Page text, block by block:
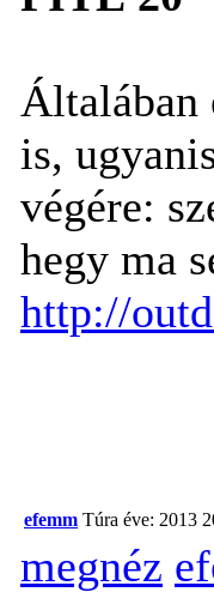
Általában
is,
végére:
hegy ma
http://
efemm Túra éve: 2013
megnéz